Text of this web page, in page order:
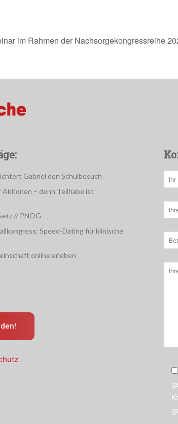
im Rahmen der Nachsorgekongressreihe
Gabriel den Schulbesuch
Aktionen – denn Teilhabe ist
// PNOG
Speed-Dating für klinische
online erleben